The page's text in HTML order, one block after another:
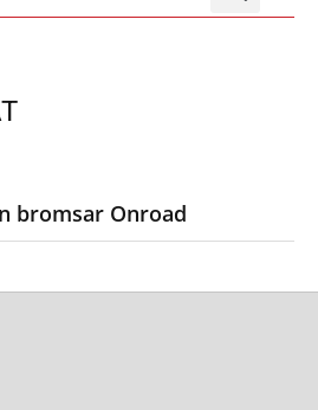
bromsar Onroad